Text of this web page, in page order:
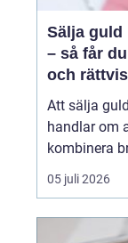
Sälja guld
– så får
och
Att sälja
handlar om
kombinera
med
enkelhet,
eller på en
05 juli 2026